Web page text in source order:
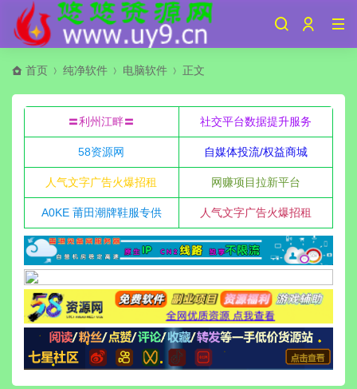
首页 纯净软件 电脑软件 正文
〓利州江畔〓 社交平台数据提升服务
58资源网 自媒体投流/权益商城
人气文字广告火爆招租 网赚项目拉新平台
A0KE 莆田潮牌鞋服专供 人气文字广告火爆招租